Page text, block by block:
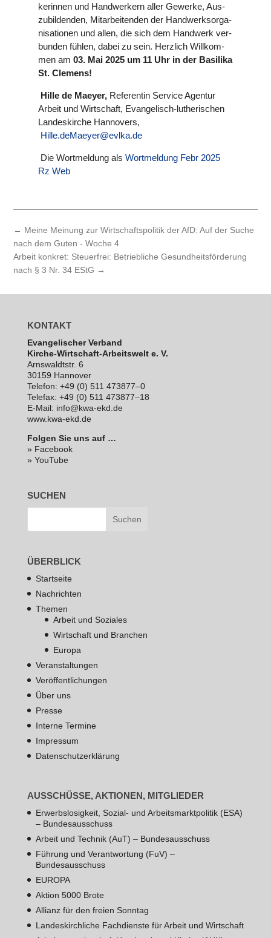
ke­rin­nen und Hand­wer­kern aller Gewerke, Aus­
zu­bil­den­den, Mit­ar­bei­ten­den der Hand­werks­or­ga­
ni­sa­tio­nen und allen, die sich dem Handwerk ver­
bun­den fühlen, dabei zu sein. Herzlich Will­kom­
men am 03. Mai 2025 um 11 Uhr in der Basilika
St. Clemens!
Hille de Maeyer, Refe­ren­tin Service Agentur
Arbeit und Wirt­schaft, Evan­ge­lisch-luthe­ri­schen
Lan­des­kir­che Han­no­vers,
Hille.deMaeyer@evlka.de
Die Wort­mel­dung als Wort­mel­dung Febr 2025
Rz Web
← Meine Meinung zur Wirtschaftspolitik der AfD: Auf der Suche
nach dem Guten - Woche 4
Arbeit konkret: Steuerfrei: Betriebliche Gesundheitsförderung
nach § 3 Nr. 34 EStG →
KONTAKT
Evan­ge­li­scher Verband
Kirche-Wirt­schaft-Arbeits­welt e. V.
Arns­waldt­str. 6
30159 Hannover
Telefon: +49 (0) 511 473877–0
Telefax: +49 (0) 511 473877–18
E‑Mail: info@kwa-ekd.de
www.kwa-ekd.de
Folgen Sie uns auf …
» Facebook
» YouTube
SUCHEN
ÜBERBLICK
Startseite
Nachrichten
Themen
Arbeit und Soziales
Wirtschaft und Branchen
Europa
Veranstaltungen
Veröffentlichungen
Über uns
Presse
Interne Termine
Impressum
Datenschutzerklärung
AUSSCHÜSSE, AKTIONEN, MITGLIEDER
Erwerbslosigkeit, Sozial- und Arbeitsmarktpolitik (ESA)
– Bundesausschuss
Arbeit und Technik (AuT) – Bundesausschuss
Führung und Verantwortung (FuV) –
Bundesausschuss
EUROPA
Aktion 5000 Brote
Allianz für den freien Sonntag
Landeskirchliche Fachdienste für Arbeit und Wirtschaft